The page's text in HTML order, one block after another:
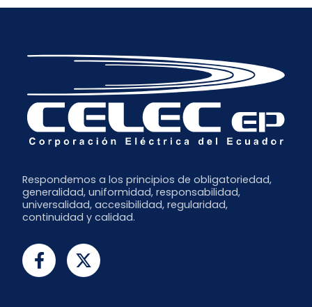
Respondemos a los principios de obligatoriedad,
generalidad, uniformidad, responsabilidad,
universalidad, accesibilidad, regularidad,
continuidad y calidad.